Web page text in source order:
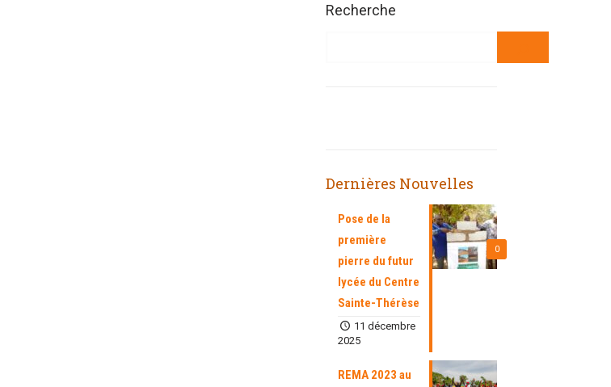
Recherche
Dernières Nouvelles
0
Pose de la
première
pierre du futur
lycée du Centre
Sainte-Thérèse
11 décembre
2025
REMA 2023 au